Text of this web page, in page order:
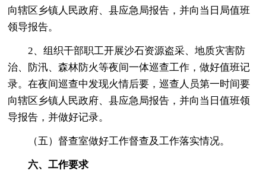
向辖区乡镇人民政府、县应急局报告，并向当日局值班
领导报告。
2、组织干部职工开展沙石资源盗采、地质灾害防
治、防汛、森林防火等夜间一体巡查工作，做好值班记
录。在夜间巡查中发现火情后要，巡查人员第一时间要
向辖区乡镇人民政府、县应急局报告，并向当日值班领
导报告，并做好记录。
（五）督查室做好工作督查及工作落实情况。
六、工作要求